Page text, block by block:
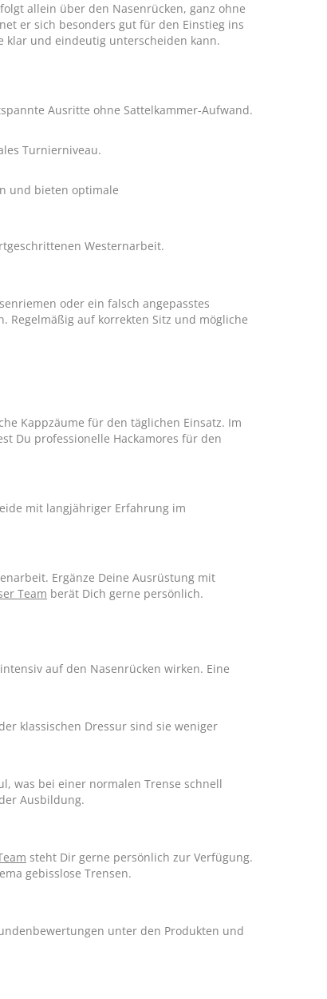
allein über den Nasenrücken, ganz ohne
er sich besonders gut für den Einstieg ins
klar und eindeutig unterscheiden kann.
Ausritte ohne Sattelkammer-Aufwand.
Turnierniveau.
und bieten optimale
Westernarbeit.
oder ein falsch angepasstes
Regelmäßig auf korrekten Sitz und mögliche
Kappzäume für den täglichen Einsatz. Im
Du professionelle Hackamores für den
mit langjähriger Erfahrung im
Ergänze Deine Ausrüstung mit
Team berät Dich gerne persönlich.
auf den Nasenrücken wirken. Eine
klassischen Dressur sind sie weniger
was bei einer normalen Trense schnell
Ausbildung.
steht Dir gerne persönlich zur Verfügung.
gebisslose Trensen.
unter den Produkten und